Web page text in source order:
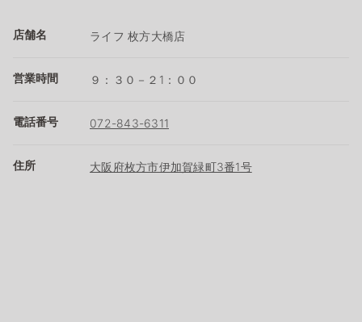
店舗名 ライフ 枚方大橋店
営業時間 ９：３０－２1：００
電話番号 072-843-6311
住所 大阪府枚方市伊加賀緑町3番1号